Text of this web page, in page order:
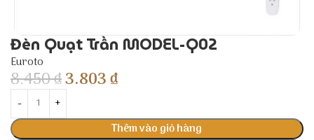
Đèn Quạt Trần MODEL-Q02
Euroto
8.450₫3.803₫
Thêm vào giỏ hàng